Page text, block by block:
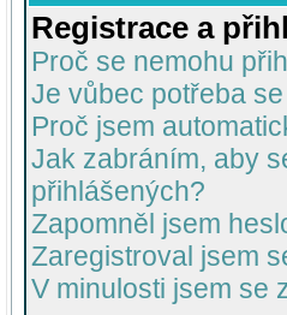
Registrace a
Proč se nemohu
Je vůbec potřeba
Proč jsem
Jak zabráním, aby
přihlášených?
Zapomněl jsem
Zaregistroval jsem
V minulosti jsem se